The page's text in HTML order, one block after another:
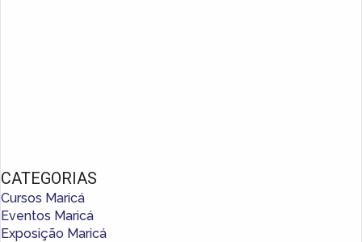
CATEGORIAS
Cursos Maricá
Eventos Maricá
Exposição Maricá